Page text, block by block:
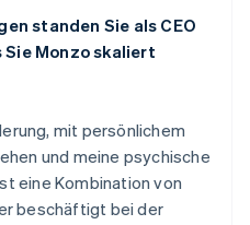
standen Sie als CEO
Monzo skaliert
mit persönlichem
und meine psychische
eine Kombination von
beschäftigt bei der